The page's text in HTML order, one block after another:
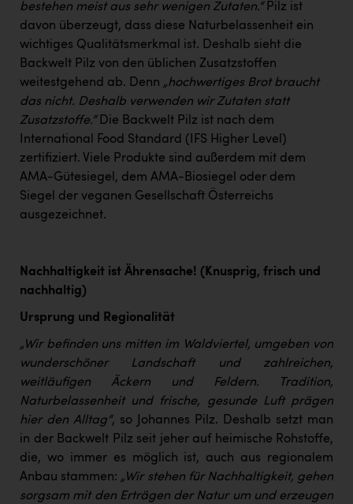
bestehen meist aus sehr wenigen Zutaten.“Pilz ist
davon überzeugt, dass diese Naturbelassenheit ein
wichtiges Qualitätsmerkmal ist. Deshalb sieht die
Backwelt Pilz von den üblichen Zusatzstoffen
weitestgehend ab. Denn „hochwertiges Brot braucht
das nicht. Deshalb verwenden wir Zutaten statt
Zusatzstoffe.“Die Backwelt Pilz ist nach dem
International Food Standard (IFS Higher Level)
zertifiziert. Viele Produkte sind außerdem mit dem
AMA-Gütesiegel, dem AMA-Biosiegel oder dem
Siegel der veganen Gesellschaft Österreichs
ausgezeichnet.
Nachhaltigkeit ist Ährensache! (Knusprig, frisch und
nachhaltig)
Ursprung und Regionalität
„Wir befinden uns mitten im Waldviertel, umgeben von
wunderschöner Landschaft und zahlreichen,
weitläufigen Äckern und Feldern. Tradition,
Naturbelassenheit und frische, gesunde Luft prägen
hier den Alltag“, so Johannes Pilz. Deshalb setzt man
in der Backwelt Pilz seit jeher auf heimische Rohstoffe,
die, wo immer es möglich ist, auch aus regionalem
Anbau stammen: „Wir stehen für Nachhaltigkeit, gehen
sorgsam mit den Erträgen der Natur um und erzeugen